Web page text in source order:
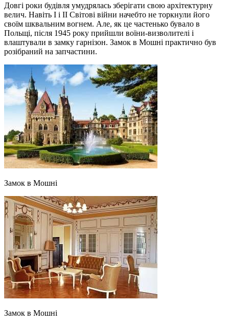
Довгі роки будівля умудрялась зберігати свою архітектурну
велич. Навіть I і II Світові війни начебто не торкнули його
своїм шквальним вогнем. Але, як це частенько бувало в
Польщі, після 1945 року прийшли воїни-визволителі і
влаштували в замку гарнізон. Замок в Мошні практично був
розібраний на запчастини.
Замок в Мошні
Замок в Мошні